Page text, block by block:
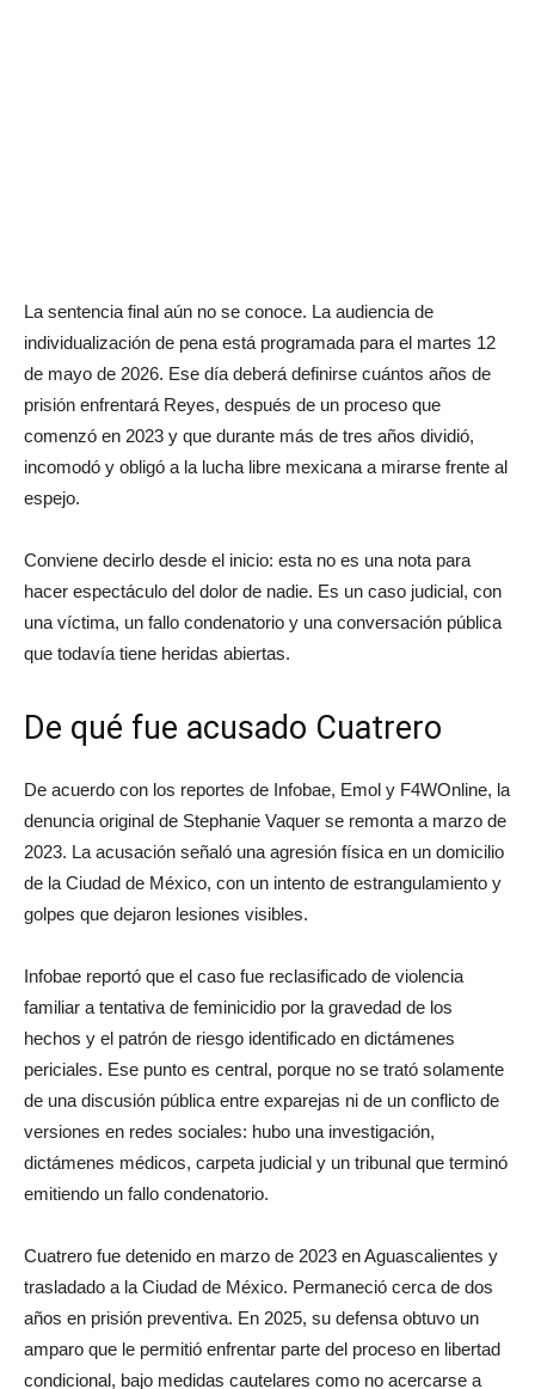
La sentencia final aún no se conoce. La audiencia de
individualización de pena está programada para el martes 12
de mayo de 2026. Ese día deberá definirse cuántos años de
prisión enfrentará Reyes, después de un proceso que
comenzó en 2023 y que durante más de tres años dividió,
incomodó y obligó a la lucha libre mexicana a mirarse frente al
espejo.
Conviene decirlo desde el inicio: esta no es una nota para
hacer espectáculo del dolor de nadie. Es un caso judicial, con
una víctima, un fallo condenatorio y una conversación pública
que todavía tiene heridas abiertas.
De qué fue acusado Cuatrero
De acuerdo con los reportes de Infobae, Emol y F4WOnline, la
denuncia original de Stephanie Vaquer se remonta a marzo de
2023. La acusación señaló una agresión física en un domicilio
de la Ciudad de México, con un intento de estrangulamiento y
golpes que dejaron lesiones visibles.
Infobae reportó que el caso fue reclasificado de violencia
familiar a tentativa de feminicidio por la gravedad de los
hechos y el patrón de riesgo identificado en dictámenes
periciales. Ese punto es central, porque no se trató solamente
de una discusión pública entre exparejas ni de un conflicto de
versiones en redes sociales: hubo una investigación,
dictámenes médicos, carpeta judicial y un tribunal que terminó
emitiendo un fallo condenatorio.
Cuatrero fue detenido en marzo de 2023 en Aguascalientes y
trasladado a la Ciudad de México. Permaneció cerca de dos
años en prisión preventiva. En 2025, su defensa obtuvo un
amparo que le permitió enfrentar parte del proceso en libertad
condicional, bajo medidas cautelares como no acercarse a